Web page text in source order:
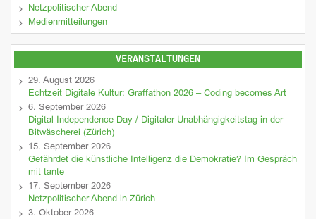
Netzpolitischer Abend
Medienmitteilungen
VERANSTALTUNGEN
29. August 2026
Echtzeit Digitale Kultur: Graffathon 2026 – Coding becomes Art
6. September 2026
Digital Independence Day / Digitaler Unabhängigkeitstag in der
Bitwäscherei (Zürich)
15. September 2026
Gefährdet die künstliche Intelligenz die Demokratie? Im Gespräch
mit tante
17. September 2026
Netzpolitischer Abend in Zürich
3. Oktober 2026